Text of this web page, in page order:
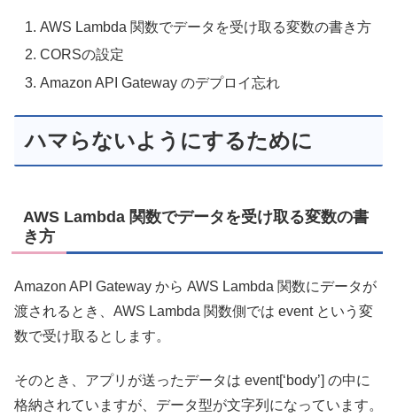
AWS Lambda 関数でデータを受け取る変数の書き方
CORSの設定
Amazon API Gateway のデプロイ忘れ
ハマらないようにするために
AWS Lambda 関数でデータを受け取る変数の書
き方
Amazon API Gateway から AWS Lambda 関数にデータが
渡されるとき、AWS Lambda 関数側では event という変
数で受け取るとします。
そのとき、アプリが送ったデータは event[‘body’] の中に
格納されていますが、データ型が文字列になっています。